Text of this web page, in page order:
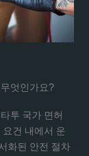
엇인가요?
투 국가 면허
건 내에서 운
화된 안전 절차